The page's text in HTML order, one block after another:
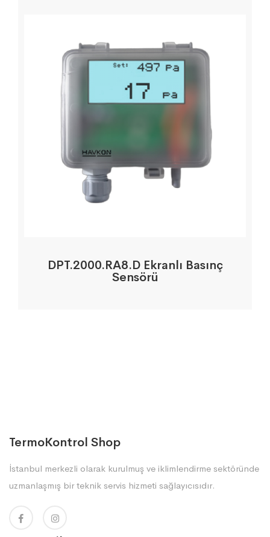
DPT.2000.RA8.D Ekranlı Basınç
Sensörü
TermoKontrol Shop
İstanbul merkezli olarak kurulmuş ve iklimlendirme sektöründe
uzmanlaşmış bir teknik servis hizmeti sağlayıcısıdır.